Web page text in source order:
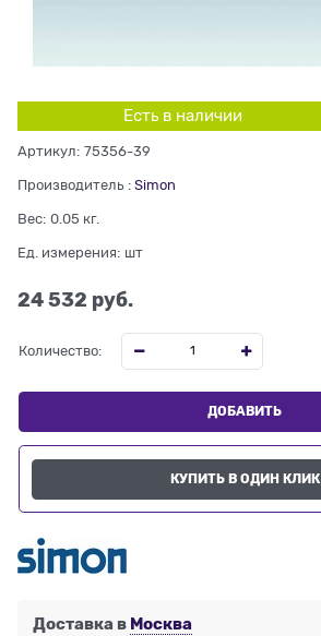
Есть в наличии
Артикул: 75356-39
Производитель : Simon
Вес: 0.05 кг.
Ед. измерения: шт
24 532 руб.
Количество:
ДОБАВИТЬ
КУПИТЬ В ОДИН КЛИК
Доставка в Москва